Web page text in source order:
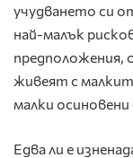
учудването си
най-малък
предположения,
живеят с
малки осиновени
Едва ли е